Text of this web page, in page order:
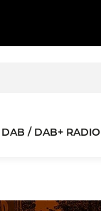
DAB / DAB+ RADIO